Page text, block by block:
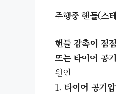
주행중 핸들(스
핸들 감촉이 점
또는 타이어 공
원인
1. 타이어 공기